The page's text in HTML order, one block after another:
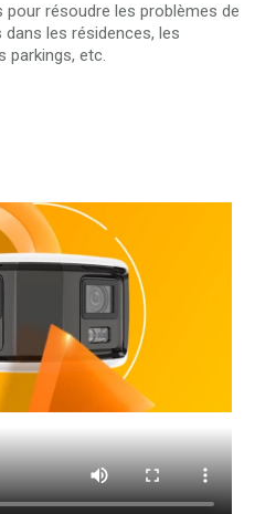
résoudre les problèmes de
les résidences, les
parkings, etc.